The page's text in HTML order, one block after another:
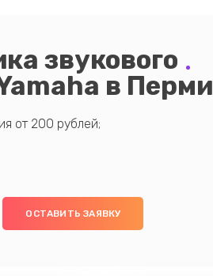
звукового
в Перми
от 200 рублей;
ОСТАВИТЬ ЗАЯВКУ